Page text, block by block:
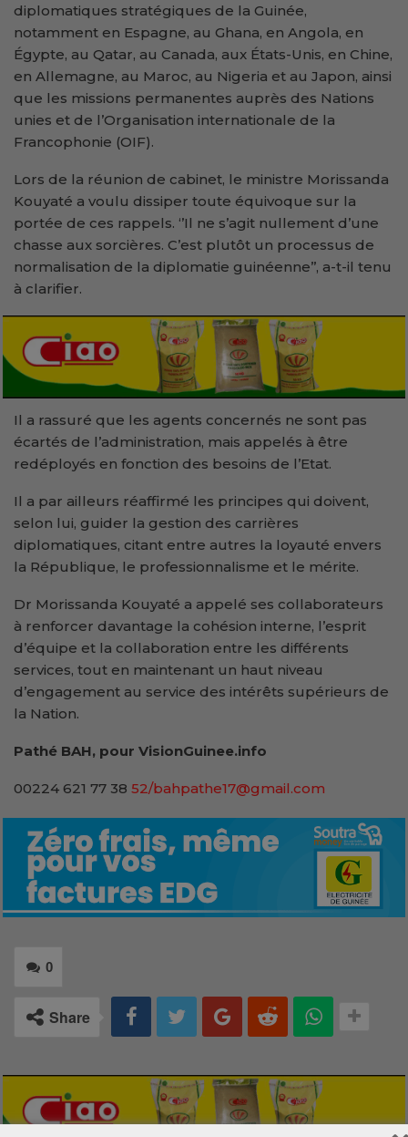
diplomatiques stratégiques de la Guinée,
notamment en Espagne, au Ghana, en Angola, en
Égypte, au Qatar, au Canada, aux États-Unis, en Chine,
en Allemagne, au Maroc, au Nigeria et au Japon, ainsi
que les missions permanentes auprès des Nations
unies et de l’Organisation internationale de la
Francophonie (OIF).
Lors de la réunion de cabinet, le ministre Morissanda
Kouyaté a voulu dissiper toute équivoque sur la
portée de ces rappels. ‘’Il ne s’agit nullement d’une
chasse aux sorcières. C’est plutôt un processus de
normalisation de la diplomatie guinéenne’’, a-t-il tenu
à clarifier.
Il a rassuré que les agents concernés ne sont pas
écartés de l’administration, mais appelés à être
redéployés en fonction des besoins de l’Etat.
Il a par ailleurs réaffirmé les principes qui doivent,
selon lui, guider la gestion des carrières
diplomatiques, citant entre autres la loyauté envers
la République, le professionnalisme et le mérite.
Dr Morissanda Kouyaté a appelé ses collaborateurs
à renforcer davantage la cohésion interne, l’esprit
d’équipe et la collaboration entre les différents
services, tout en maintenant un haut niveau
d’engagement au service des intérêts supérieurs de
la Nation.
Pathé BAH, pour VisionGuinee.info
00224 621 77 38 52/bahpathe17@gmail.com
0
Share